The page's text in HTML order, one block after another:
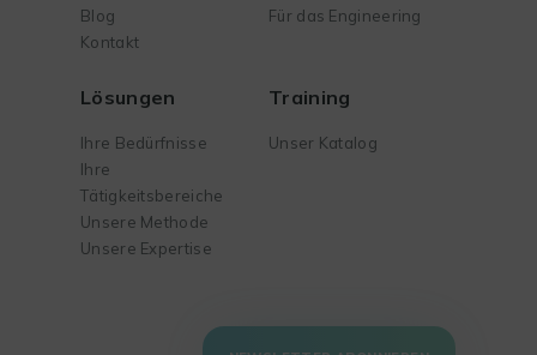
Blog
Kontakt
Für das Engineering
Lösungen
Ihre Bedürfnisse
Ihre
Tätigkeitsbereiche
Unsere Methode
Unsere Expertise
Training
Unser Katalog